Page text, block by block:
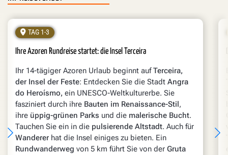
TAG 1-3
Ihre Azoren Rundreise startet: die Insel Terceira
Ihr 14-tägiger Azoren Urlaub beginnt aufTerceira,
der Insel der Feste: Entdecken Sie die Stadt Angra
do Heroísmo, ein UNESCO-Weltkulturerbe. Sie
fasziniert durch ihre Bauten im Renaissance-Stil ,
ihre üppig-grünen Parks und die malerische Bucht.
Tauchen Sie ein in die pulsierende Altstadt. Auch für
Wanderer hat die Insel einiges zu bieten. Ein
Rundwanderweg von 5 km führt Sie von der Gruta